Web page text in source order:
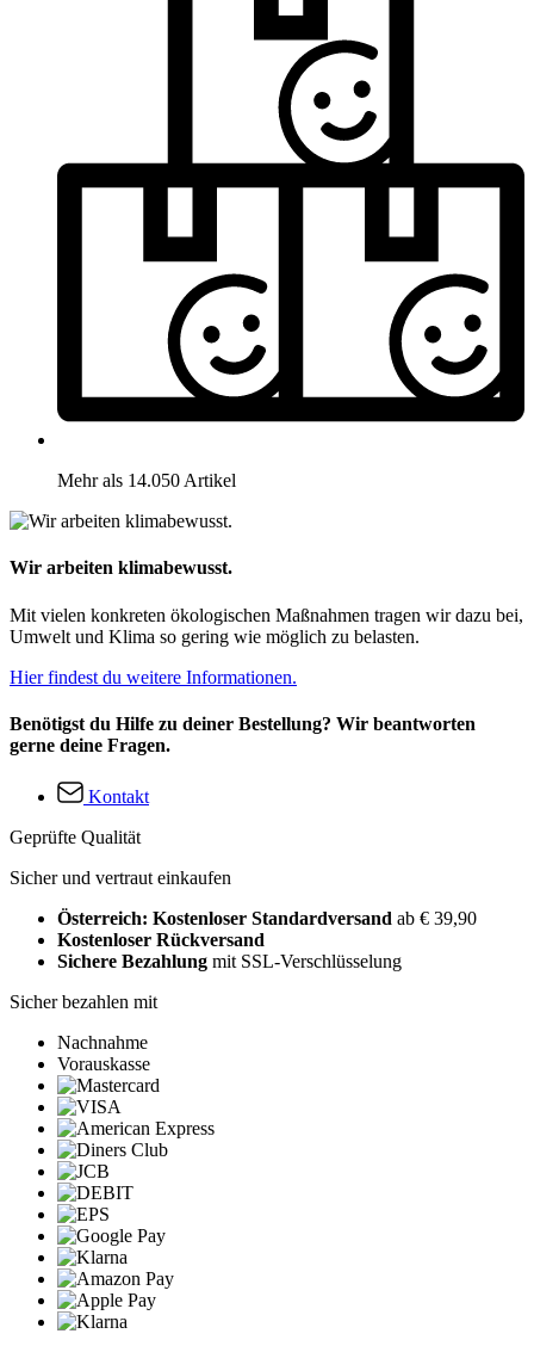
Mehr als 14.050 Artikel
Wir arbeiten klimabewusst.
Mit vielen konkreten ökologischen Maßnahmen tragen wir dazu bei,
Umwelt und Klima so gering wie möglich zu belasten.
Hier findest du weitere Informationen.
Benötigst du Hilfe zu deiner Bestellung? Wir beantworten
gerne deine Fragen.
Kontakt
Geprüfte Qualität
Sicher und vertraut einkaufen
Österreich: Kostenloser Standardversand ab € 39,90
Kostenloser Rückversand
Sichere Bezahlung mit SSL-Verschlüsselung
Sicher bezahlen mit
Nachnahme
Vorauskasse